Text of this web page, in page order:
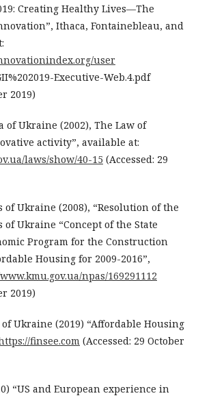
Creating Healthy Lives—The
Ithaca, Fontainebleau, and
user
Executive-Web.4.pdf
2019)
of Ukraine (2002), The Law of
activity”, available at:
laws/show/40-15 (Accessed: 29
Ukraine (2008), “Resolution of the
Ukraine “Concept of the State
Program for the Construction
Housing for 2009-2016”,
npas/169291112
2019)
Ukraine (2019) “Affordable Housing
finsee.com (Accessed: 29 October
“US and European experience in